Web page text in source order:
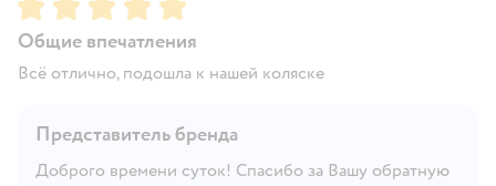
Общие впечатления
Всё отлично, подошла к нашей коляске
Представитель бренда
Доброго времени суток! Спасибо за Вашу обратную